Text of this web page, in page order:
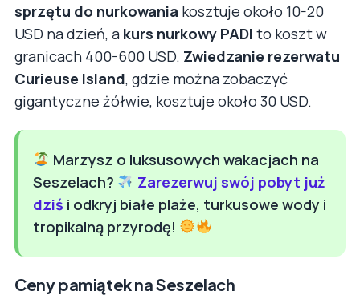
sprzętu do nurkowania kosztuje około 10-20
USD na dzień, a kurs nurkowy PADI to koszt w
granicach 400-600 USD. Zwiedzanie rezerwatu
Curieuse Island, gdzie można zobaczyć
gigantyczne żółwie, kosztuje około 30 USD.
Marzysz o luksusowych wakacjach na
Seszelach?
Zarezerwuj swój pobyt już
dziś i odkryj białe plaże, turkusowe wody i
tropikalną przyrodę!
Ceny pamiątek na Seszelach